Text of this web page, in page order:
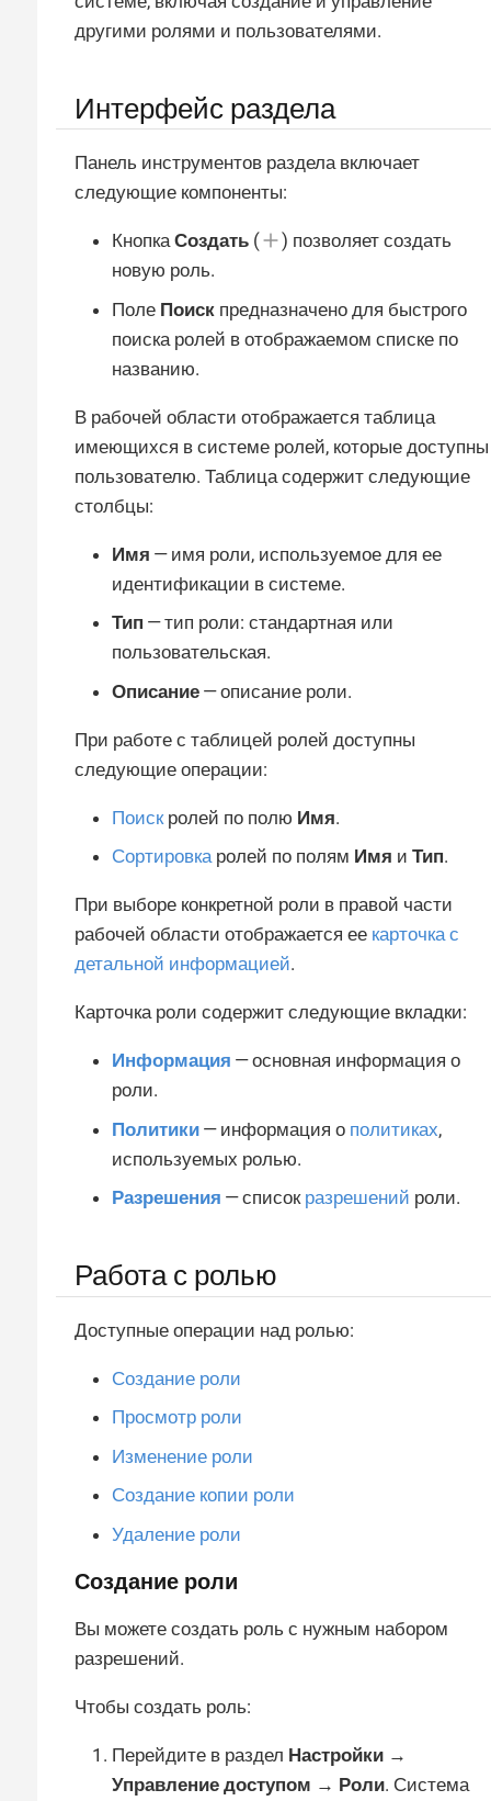
другими ролями и пользователями.
Интерфейс раздела
Панель инструментов раздела включает
следующие компоненты:
КнопкаСоздать (
) позволяет создать
новую роль.
Поле Поиск предназначено для быстрого
поиска ролей в отображаемом списке по
названию.
В рабочей области отображается таблица
имеющихся в системе ролей, которые доступны
пользователю. Таблица содержит следующие
столбцы:
Имя — имя роли, используемое для ее
идентификации в системе.
Тип — тип роли: стандартная или
пользовательская.
Описание — описание роли.
При работе с таблицей ролей доступны
следующие операции:
Поискролей по полю Имя.
Сортировкаролей по полям Имя и Тип.
При выборе конкретной роли в правой части
рабочей области отображается ее карточка с
детальной информацией.
Карточка роли содержит следующие вкладки:
Информация — основная информация о
роли.
Политики — информация о политиках,
используемых ролью.
Разрешения — список разрешений роли.
Работа с ролью
Доступные операции над ролью:
Создание роли
Просмотр роли
Изменение роли
Создание копии роли
Удаление роли
Создание роли
Вы можете создать роль с нужным набором
разрешений.
Чтобы создать роль:
Перейдите в раздел Настройки →
Управление доступом → Роли. Система